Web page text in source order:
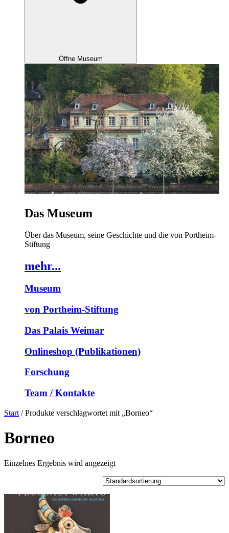
Öffne Museum
Das Museum
Über das Museum, seine Geschichte und die von Portheim-
Stiftung
mehr...
Museum
von Portheim-Stiftung
Das Palais Weimar
Onlineshop (Publikationen)
Forschung
Team / Kontakte
Start / Produkte verschlagwortet mit „Borneo“
Borneo
Einzelnes Ergebnis wird angezeigt